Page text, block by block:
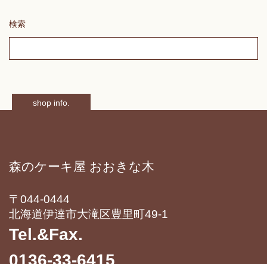
検索
shop info.
森のケーキ屋 おおきな木
〒044-0444
北海道伊達市大滝区豊里町49-1
Tel.&Fax.
0136-33-6415